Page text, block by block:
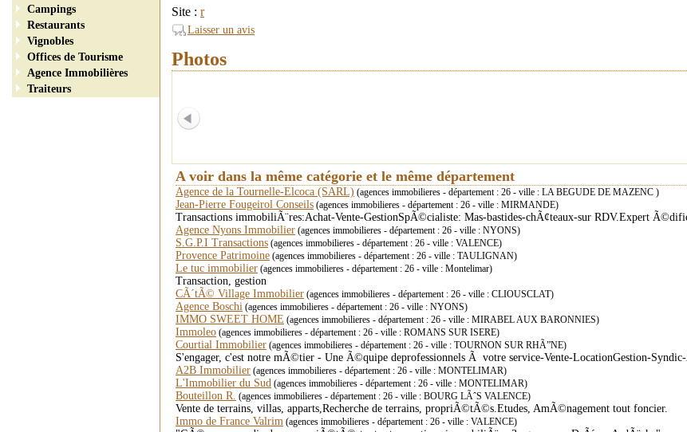
Site : r
Laisser un avis
Photos
A voir dans la même catégorie et le même département
Agence de la Tournelle-Elcoca (SARL) (agences immobilieres - département : 26 - ville : LA BEGUDE DE MAZENC )
Jean-Pierre Fougeirol Conseils (agences immobilieres - département : 26 - ville : MIRMANDE)
Transactions immobiliÃ¨res:Achat-Vente-GestionSpÃ©cialiste: Mas-bastides-chÃ¢teaux-sur RDV.Expert
Agence Nyons Immobilier (agences immobilieres - département : 26 - ville : NYONS)
S.G.P.I Transactions (agences immobilieres - département : 26 - ville : VALENCE)
Provence Patrimoine (agences immobilieres - département : 26 - ville : TAULIGNAN)
Le tuc immobilier (agences immobilieres - département : 26 - ville : Montelimar)
Transaction, gestion
CÃ´tÃ© Village Immobilier (agences immobilieres - département : 26 - ville : CLIOUSCLAT)
Agence Boschi (agences immobilieres - département : 26 - ville : NYONS)
IMMO SWEET HOME (agences immobilieres - département : 26 - ville : MIRABEL AUX BARONNIES)
Immoleo (agences immobilieres - département : 26 - ville : ROMANS SUR ISERE)
Courtial Immobilier (agences immobilieres - département : 26 - ville : TOURNON SUR RHÃ”NE)
S'engager, c'est notre mÃ©tier - Une Ã©quipe deprofessionnels Ã votre service-Vente-LocationGestion-
A2B Immobilier (agences immobilieres - département : 26 - ville : MONTELIMAR)
L'Immobilier du Sud (agences immobilieres - département : 26 - ville : MONTELIMAR)
Bouteillon R. (agences immobilieres - département : 26 - ville : BOURG LÃˆS VALENCE)
Vente de terrains, villas, apparts,Recherche de terrains, propriÃ©tÃ©s.Etudes, AmÃ©nagement tout foncier.
Immo de France Valrim (agences immobilieres - département : 26 - ville : VALENCE)
Campings
Restaurants
Vignobles
Offices de Tourisme
Agence Immobilières
Traiteurs